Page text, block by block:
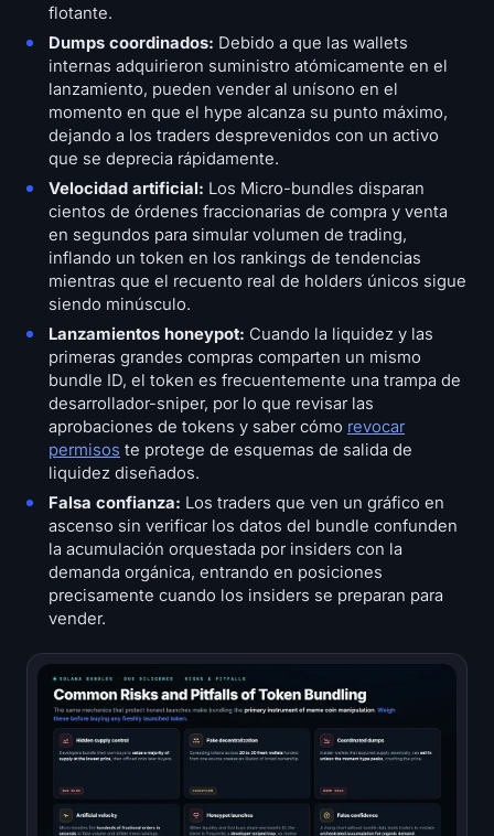
flotante.
Dumps coordinados: Debido a que las wallets
internas adquirieron suministro atómicamente en el
lanzamiento, pueden vender al unísono en el
momento en que el hype alcanza su punto máximo,
dejando a los traders desprevenidos con un activo
que se deprecia rápidamente.
Velocidad artificial: Los Micro-bundles disparan
cientos de órdenes fraccionarias de compra y venta
en segundos para simular volumen de trading,
inflando un token en los rankings de tendencias
mientras que el recuento real de holders únicos sigue
siendo minúsculo.
Lanzamientos honeypot: Cuando la liquidez y las
primeras grandes compras comparten un mismo
bundle ID, el token es frecuentemente una trampa de
desarrollador-sniper, por lo que revisar las
aprobaciones de tokens y saber cómo revocar
permisos te protege de esquemas de salida de
liquidez diseñados.
Falsa confianza: Los traders que ven un gráfico en
ascenso sin verificar los datos del bundle confunden
la acumulación orquestada por insiders con la
demanda orgánica, entrando en posiciones
precisamente cuando los insiders se preparan para
vender.